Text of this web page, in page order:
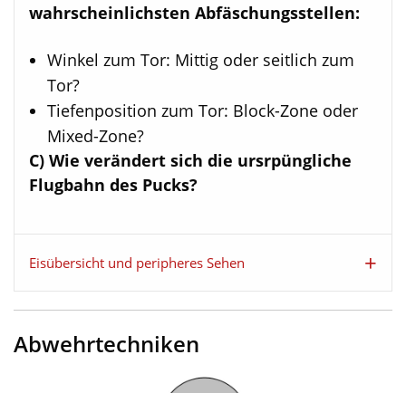
wahrscheinlichsten Abfäschungsstellen:
Winkel zum Tor: Mittig oder seitlich zum
Tor?
Tiefenposition zum Tor: Block-Zone oder
Mixed-Zone?
C) Wie verändert sich die ursrpüngliche
Flugbahn des Pucks?
Eisübersicht und peripheres Sehen
Abwehrtechniken